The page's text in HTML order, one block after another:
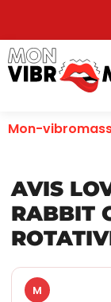
Mon-
AVIS
RABBIT
M